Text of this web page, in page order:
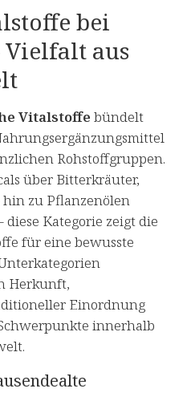
bei
Vielfalt aus
Vitalstoffe bündelt
Rohstoffgruppen.
über Bitterkräuter,
zu Pflanzenölen
Kategorie zeigt die
für eine bewusste
Herkunft,
Einordnung
innerhalb